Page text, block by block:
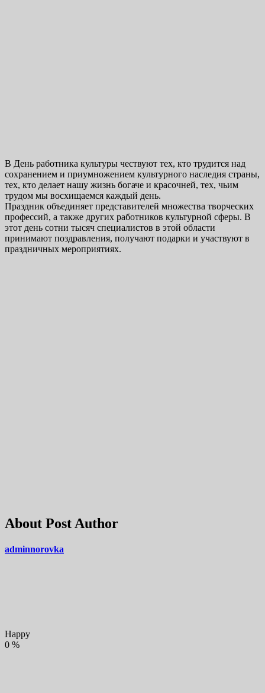
В День работника культуры чествуют тех, кто трудится над
сохранением и приумножением культурного наследия страны,
тех, кто делает нашу жизнь богаче и красочней, тех, чьим
трудом мы восхищаемся каждый день.
Праздник объединяет представителей множества творческих
профессий, а также других работников культурной сферы. В
этот день сотни тысяч специалистов в этой области
принимают поздравления, получают подарки и участвуют в
праздничных мероприятиях.
About Post Author
adminnorovka
Happy
0 %